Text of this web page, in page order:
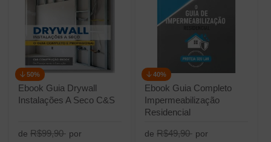
Ebook Guia Drywall
Instalações A Seco C&S
de R$99,90
50%
por
Ebook Guia Completo
Impermeabilização
Residencial
de R$49,90
40%
por